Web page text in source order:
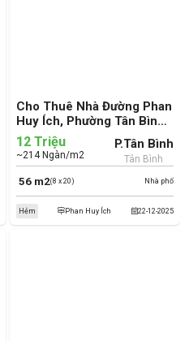
Cho Thuê Nhà Đường Phan
Huy Ích, Phường Tân Bình,
Quận Tân Bình (cũ)
Nhà phố
56 m2(8 x 20)
12 Triệu
~214 Ngàn/m2
P.Tân Bình
Tân Bình
22-12-2025
Hẻm Phan Huy Ích